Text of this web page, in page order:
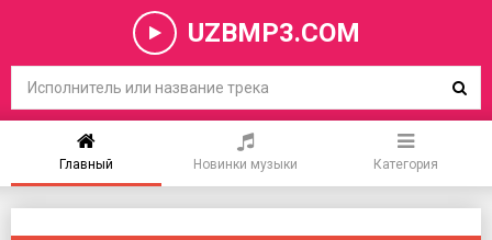
UZBMP3.COM
Главный Новинки музыки Категория